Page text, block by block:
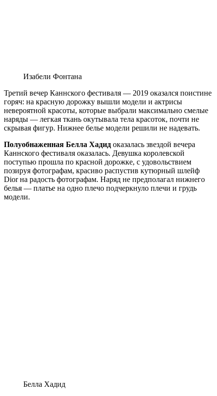
Изабели Фонтана
Третий вечер Каннского фестиваля — 2019 оказался поистине
горяч: на красную дорожку вышли модели и актрисы
невероятной красоты, которые выбрали максимально смелые
наряды — легкая ткань окутывала тела красоток, почти не
скрывая фигур. Нижнее белье модели решили не надевать.
Полуобнаженная Белла Хадид оказалась звездой вечера
Каннского фестиваля оказалась. Девушка королевской
поступью прошла по красной дорожке, с удовольствием
позируя фотографам, красиво распустив кутюрный шлейф
Dior на радость фотографам. Наряд не предполагал нижнего
белья — платье на одно плечо подчеркнуло плечи и грудь
модели.
Белла Хадид